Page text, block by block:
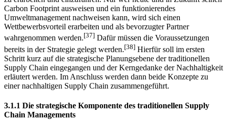
Wertschöpfungskette aufgefordert, Carbon Management Standards
zu erarbeiten und einzuführen. Nur wer heute und in Zukunft seinen
Carbon Footprint ausweisen und ein funktionierendes
Umweltmanagement nachweisen kann, wird sich einen
Wettbewerbsvorteil erarbeiten und als bevorzugter Partner
wahrgenommen werden.[37]Dafür müssen die Voraussetzungen
bereits in der Strategie gelegt werden.[38]Hierfür soll im ersten
Schritt kurz auf die strategische Planungsebene der traditionellen
Supply Chain eingegangen und der Kerngedanke der Nachhaltigkeit
einer nachhaltigen Supply Chain zusammengeführt.